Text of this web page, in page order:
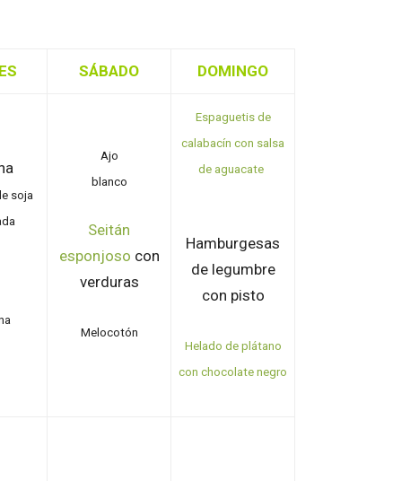
SÁBADO DOMINGO
soja
Ajo
blanco
Seitán
esponjoso con
verduras
Melocotón
Espaguetis de
calabacín con salsa
de aguacate
Hamburgesas
de legumbre
con pisto
Helado de plátano
con chocolate negro